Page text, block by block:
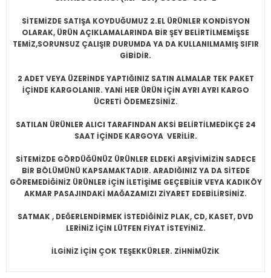
SİTEMİZDE SATIŞA KOYDUĞUMUZ 2.EL ÜRÜNLER KONDİSYON
OLARAK, ÜRÜN AÇIKLAMALARINDA BİR ŞEY BELİRTİLMEMİŞSE
TEMİZ,SORUNSUZ ÇALIŞIR DURUMDA YA DA KULLANILMAMIŞ SIFIR
GİBİDİR.
2 ADET VEYA ÜZERİNDE YAPTIĞINIZ SATIN ALMALAR TEK PAKET
İÇİNDE KARGOLANIR. YANİ HER ÜRÜN İÇİN AYRI AYRI KARGO
ÜCRETİ ÖDEMEZSİNİZ.
SATILAN ÜRÜNLER ALICI TARAFINDAN AKSİ BELİRTİLMEDİKÇE 24
SAAT İÇİNDE KARGOYA VERİLİR.
SİTEMİZDE GÖRDÜĞÜNÜZ ÜRÜNLER ELDEKİ ARŞİVİMİZİN SADECE
BİR BÖLÜMÜNÜ KAPSAMAKTADIR. ARADIĞINIZ YA DA SİTEDE
GÖREMEDİĞİNİZ ÜRÜNLER İÇİN İLETİŞİME GEÇEBİLİR VEYA KADIKÖY
AKMAR PASAJINDAKİ MAĞAZAMIZI ZİYARET EDEBİLİRSİNİZ.
SATMAK , DEĞERLENDİRMEK İSTEDİĞİNİZ PLAK, CD, KASET, DVD
LERİNİZ İÇİN LÜTFEN FİYAT İSTEYİNİZ.
İLGİNİZ İÇİN ÇOK TEŞEKKÜRLER. ZİHNİMÜZİK